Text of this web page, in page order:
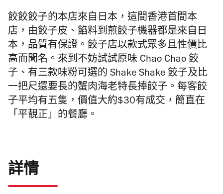
餃餃餃子的本店來自日本，這間香港首間本
店，由餃子皮、餡料到煎餃子機器都是來自日
本，品質有保證。餃子店以款式眾多且性價比
高而聞名。來到不妨試試原味 Chao Chao 餃
子、有三款味粉可選的 Shake Shake 餃子及比
一把尺還要長的蟹肉海老特長捧餃子。每客餃
子平均有五隻，價值大約$30有成交，簡直在
「平靚正」的餐廳。
詳情